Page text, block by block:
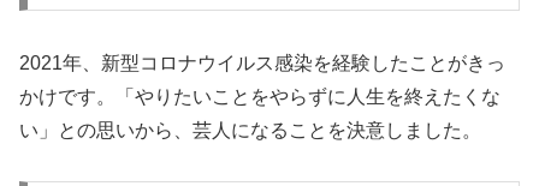
2021年、新型コロナウイルス感染を経験したことがきっ
かけです。「やりたいことをやらずに人生を終えたくな
い」との思いから、芸人になることを決意しました。